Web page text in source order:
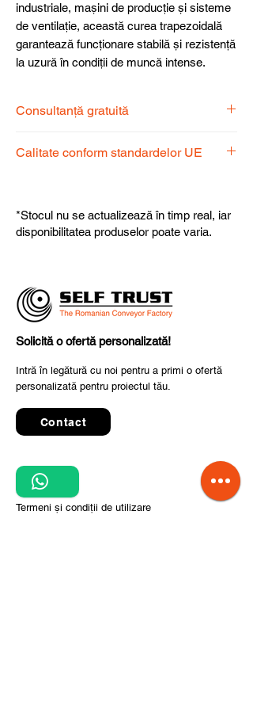
industriale, mașini de producție și sisteme
de ventilație, această curea trapezoidală
garantează funcționare stabilă și rezistență
la uzură în condiții de muncă intense.
Consultanță gratuită
dispoziție pentru a alege produsul
Calitate conform standardelor UE
fiabilitate și performanță superioară.
*Stocul nu se actualizează în timp real, iar
disponibilitatea produselor poate varia.
Solicită o ofertă personalizată!
Intră în legătură cu noi pentru a primi o ofertă
personalizată pentru proiectul tău.
Contact
Quick Links
Termeni și condiții de utilizare